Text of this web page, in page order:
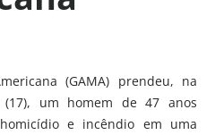
(GAMA) prendeu, na
um homem de 47 anos
e incêndio em uma